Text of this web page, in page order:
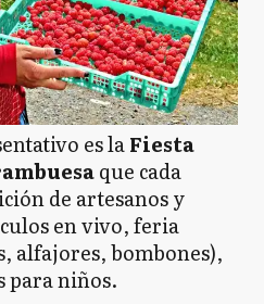
es laFiesta
que cada
de artesanos y
en vivo, feria
alfajores, bombones),
para niños.